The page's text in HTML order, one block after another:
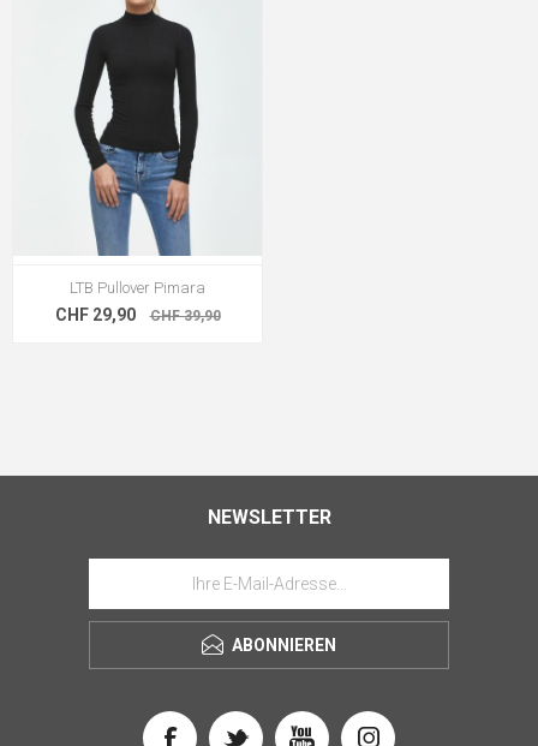
LTB Pullover Pimara
CHF 29,90 CHF 39,90
NEWSLETTER
ABONNIEREN